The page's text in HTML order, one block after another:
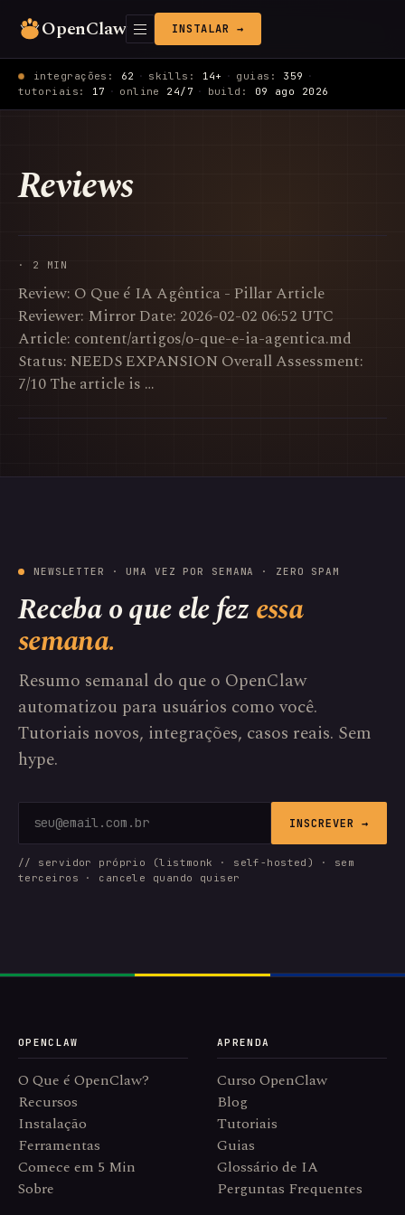
OpenClaw INSTALAR →
integrações: 62 · skills: 14+ · guias: 359 ·
tutoriais: 17 · online 24/7 · build: 09 ago 2026
Reviews
· 2 MIN
Review: O Que é IA Agêntica - Pillar Article
Reviewer: Mirror Date: 2026-02-02 06:52 UTC
Article: content/artigos/o-que-e-ia-agentica.md
Status: NEEDS EXPANSION Overall Assessment:
7/10 The article is …
NEWSLETTER · UMA VEZ POR SEMANA · ZERO SPAM
Receba o que ele fezessa
semana.
Resumo semanal do que o OpenClaw
automatizou para usuários como você.
Tutoriais novos, integrações, casos reais. Sem
hype.
INSCREVER →
// servidor próprio (listmonk · self-hosted) · sem
terceiros · cancele quando quiser
OPENCLAW
O Que é OpenClaw?
Recursos
Instalação
Ferramentas
Comece em 5 Min
Sobre
APRENDA
Curso OpenClaw
Blog
Tutoriais
Guias
Glossário de IA
Perguntas Frequentes